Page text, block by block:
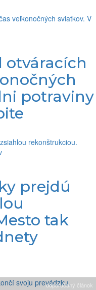
otváracích
potraviny
prejdú
tak
odporúčaný článok